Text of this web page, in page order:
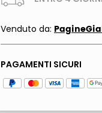
Venduto da:
PAGAMENTI SICURI